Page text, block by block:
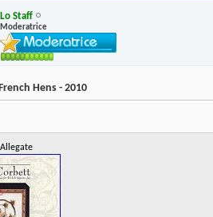
Lo Staff
Moderatrice
Hens - 2010